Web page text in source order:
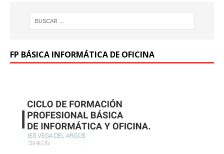
FP BÁSICA INFORMÁTICA DE OFICINA